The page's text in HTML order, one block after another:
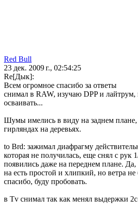
Red Bull
23 дек. 2009 г., 02:54:25
Re[Дык]:
Всем огромное спасибо за ответы
снимал в RAW, изучаю DPP и
осваивать...
Шумы имелись в виду на заднем плане,
гирляндах на деревьях.
to Brd: зажимал диафрагму
которая не получилась, еще снял с
появились даже на переднем плане.
на есть простой и хлипкий, но ветра
спасибо, буду пробовать.
в Tv снимал так как менял выдержки